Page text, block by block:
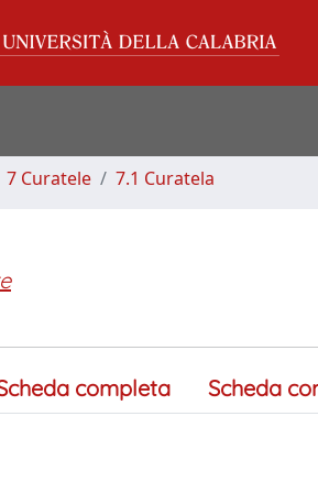
7 Curatele 7.1 Curatela
completa Scheda